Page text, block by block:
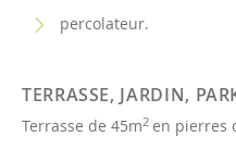
percolateur.
TERRASSE, JARDIN,
Terrasse de 45m2 en pierres